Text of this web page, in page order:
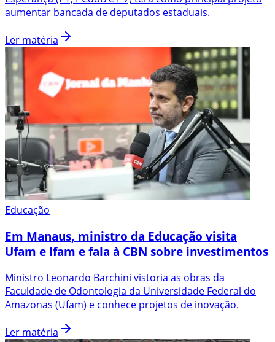
aumentar bancada de deputados estaduais.
Ler matéria
Educação
Em Manaus, ministro da Educação visita
Ufam e Ifam e fala à CBN sobre investimentos
Ministro Leonardo Barchini vistoria as obras da
Faculdade de Odontologia da Universidade Federal do
Amazonas (Ufam) e conhece projetos de inovação.
Ler matéria